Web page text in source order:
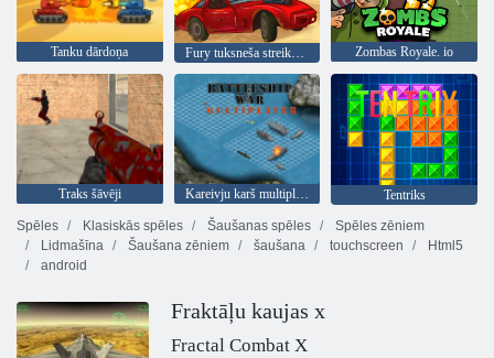
Tanku dārdoņa Fury tuksneša streika ceļš Zombas Royale. io
Traks šāvēji Kareivju karš multiplayer
Tentriks
Spēles
Klasiskās spēles Šaušanas spēles
Spēles zēniem
Lidmašīna
Šaušana zēniem šaušana touchscreen
Html5
android
Fraktāļu kaujas x
Fractal Combat X